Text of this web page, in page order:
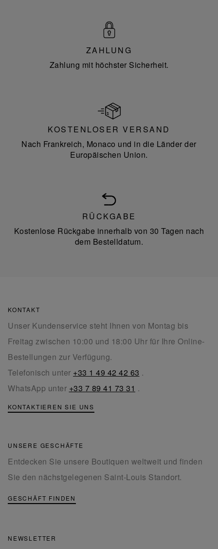
ZAHLUNG
Zahlung mit höchster Sicherheit.
KOSTENLOSER VERSAND
Nach Frankreich, Monaco und in die Länder der
Europäischen Union.
RÜCKGABE
Kostenlose Rückgabe innerhalb von 30 Tagen nach
dem Bestelldatum.
KONTAKT
Unser Kundenservice steht Ihnen von Montag bis
Freitag zwischen 10:00 und 18:00 Uhr für Ihre Online-
Bestellungen zur Verfügung.
Telefonisch unter +33 1 49 42 42 63 .
WhatsApp unter +33 7 89 41 73 31 .
KONTAKTIEREN SIE UNS
UNSERE GESCHÄFTE
Entdecken Sie unsere Boutiquen weltweit und finden
Sie den nächstgelegenen Saint-Louis Standort.
GESCHÄFT FINDEN
NEWSLETTER